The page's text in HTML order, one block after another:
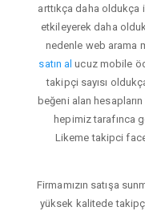
arttıkça daha oldukça
etkileyerek daha
nedenle web arama
satın al ucuz mobile
takipçi sayısı
beğeni alan
hepimiz tarafınca
Likeme takipci
Firmamızın satışa
yüksek kalitede